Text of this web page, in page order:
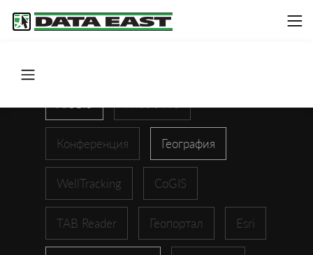
Конференция География
WellTracking CoGIS
TAB Reader Геопортал Esri